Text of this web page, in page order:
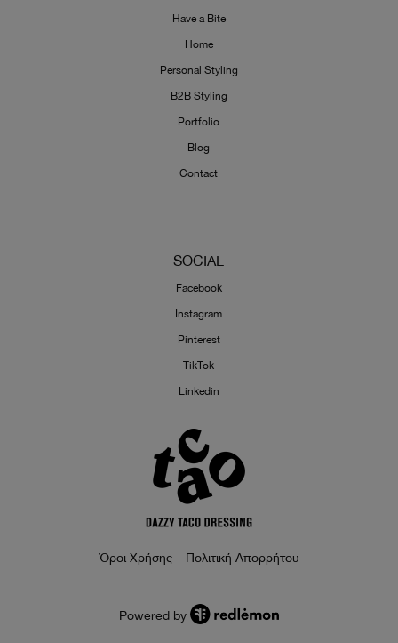
Have a Bite
Home
Personal Styling
B2B Styling
Portfolio
Blog
Contact
SOCIAL
Facebook
Instagram
Pinterest
TikTok
Linkedin
Όροι Χρήσης – Πολιτική Απορρήτου
Powered by